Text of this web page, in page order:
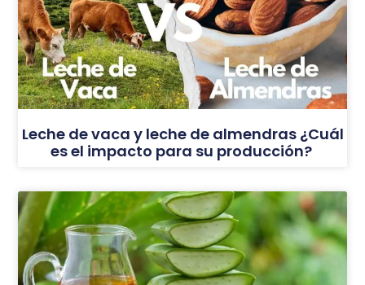
Leche de vaca y leche de almendras ¿Cuál
es el impacto para su producción?